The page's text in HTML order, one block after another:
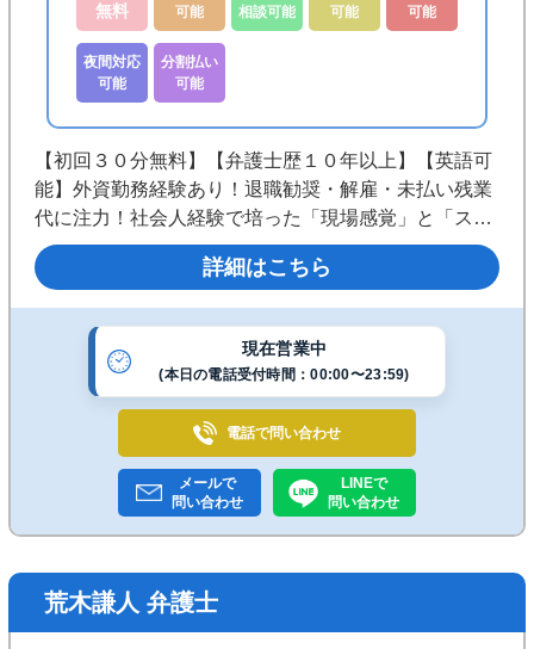
無料
可能
相談可能
可能
可能
夜間対応
可能
分割払い
可能
【初回３０分無料】【弁護士歴１０年以上】【英語可
能】外資勤務経験あり！退職勧奨・解雇・未払い残業
代に注力！社会人経験で培った「現場感覚」と「スピ
ーディーな対応」が強み！粘り強く戦い抜く弁護士を
理想としています。◎休日夜間対応◎溜池山王駅から
３０秒◎２４時間受付
詳細はこちら
現在営業中
(本日の電話受付時間：00:00〜23:59)
電話で問い合わせ
メールで
問い合わせ
LINEで
問い合わせ
荒木謙人 弁護士